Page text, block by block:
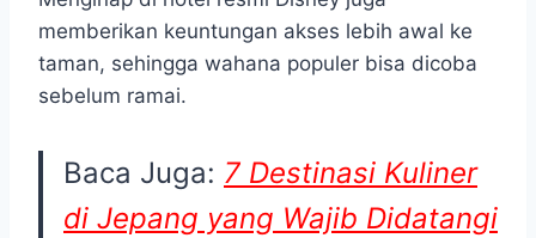
memberikan keuntungan akses lebih awal ke
taman, sehingga wahana populer bisa dicoba
sebelum ramai.
Baca Juga: 7 Destinasi Kuliner
di Jepang yang Wajib Didatangi